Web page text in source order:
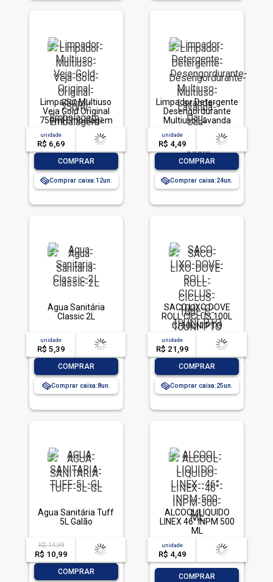
Limpador Multiuso
Veja Gold Original
750ml Embalagem
Econômica
unidade
R$ 6,69
acima de
-- --,--un.
COMPRAR
Comprar caixa:12
Limpador Detergente
Desengordurante
Multiuso Lavanda
Uau Squeeze 500ml
unidade
R$ 4,49
acima de
-- --,--un.
COMPRAR
Comprar caixa:24
Água Sanitária
Classic 2L
unidade
R$ 5,39
acima de
-- --,--un.
COMPRAR
Comprar caixa:8
SACO LIXO DOVE
ROLL CICLUS 100L
C/10UNI PTO
unidade
R$ 21,99
acima de
-- --,--un.
COMPRAR
Comprar caixa:25
Água Sanitária Tuff
5L Galão
R$ 14,99
R$ 10,99
acima de
-- --,--un.
COMPRAR
ALCOOL LIQUIDO
LINEX 46° INPM 500
ML
unidade
R$ 4,49
acima de
-- --,--un.
COMPRAR